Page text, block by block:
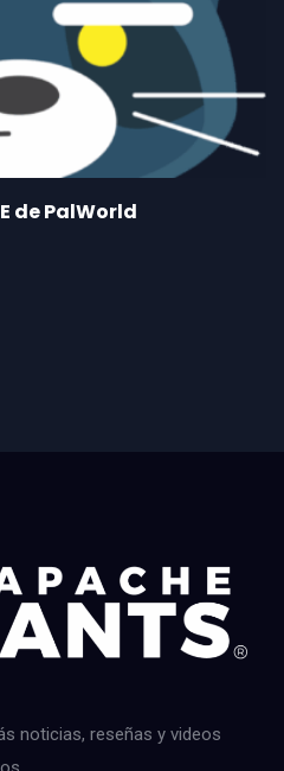
de PalWorld
noticias, reseñas y videos